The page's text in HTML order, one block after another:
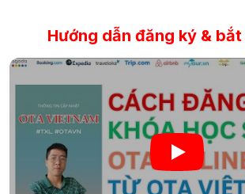
Hướng dẫn đăng ký &